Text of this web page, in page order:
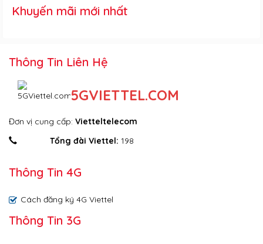
Khuyến mãi mới nhất
Thông Tin Liên Hệ
5GVIETTEL.COM
Đơn vị cung cấp: Vietteltelecom
Tổng đài Viettel: 198
Thông Tin 4G
Cách đăng ký 4G Viettel
Thông Tin 3G